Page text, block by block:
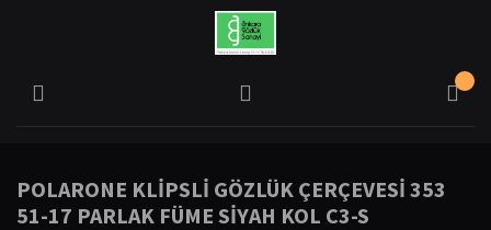
POLARONE KLİPSLİ GÖZLÜK ÇERÇEVESİ 353
51-17 PARLAK FÜME SİYAH KOL C3-S